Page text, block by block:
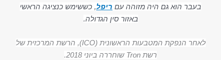
בעבר הוא גם היה מזוהה עם ריפל, כששימש כנציגה הראשי
באזור סין הגדולה.
לאחר הנפקת המטבעות הראשונית (ICO), הרשת המרכזית של
רשת Tron שוחררה ביוני 2018.